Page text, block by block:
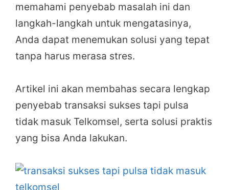
memahami penyebab masalah ini dan
langkah-langkah untuk mengatasinya,
Anda dapat menemukan solusi yang tepat
tanpa harus merasa stres.
Artikel ini akan membahas secara lengkap
penyebab transaksi sukses tapi pulsa
tidak masuk Telkomsel, serta solusi praktis
yang bisa Anda lakukan.